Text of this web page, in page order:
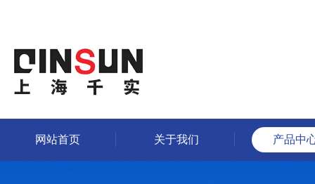
网站首页 关于我们 产品中